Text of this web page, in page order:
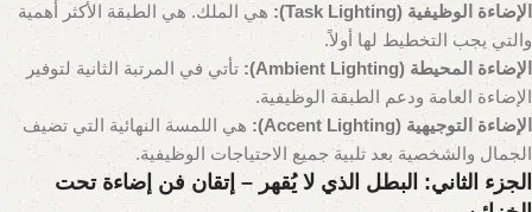
الإضاءة الوظيفية (Task Lighting):
هي الملك. هي الطبقة الأكثر أهمية
والتي يجب التخطيط لها أولاً.
الإضاءة المحيطة (Ambient Lighting):
تأتي في المرتبة الثانية لتوفير
الإضاءة العامة ودعم الطبقة الوظيفية.
الإضاءة التوجيهية (Accent Lighting):
هي اللمسة النهائية التي تضيف
الجمال والشخصية بعد تلبية جميع الاحتياجات الوظيفية.
الجزء الثاني: البطل الذي لا يُقهر – إتقان فن إضاءة تحت